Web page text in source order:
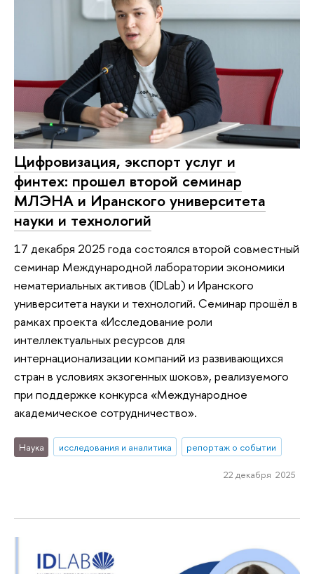
Цифровизация, экспорт услуг и
финтех: прошел второй семинар
МЛЭНА и Иранского университета
науки и технологий
17 декабря 2025 года состоялся второй совместный
семинар Международной лаборатории экономики
нематериальных активов (IDLab) и Иранского
университета науки и технологий. Семинар прошёл в
рамках проекта «Исследование роли
интеллектуальных ресурсов для
интернационализации компаний из развивающихся
стран в условиях экзогенных шоков», реализуемого
при поддержке конкурса «Международное
академическое сотрудничество».
Наука исследования и аналитика репортаж о событии
22 декабря 2025